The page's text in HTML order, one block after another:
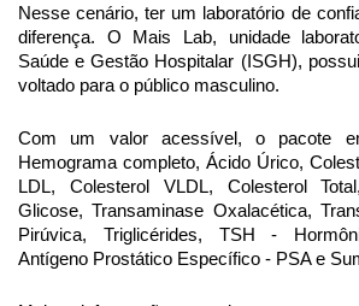
Nesse cenário, ter um laboratório de
diferença. O Mais Lab, unidade
Saúde e Gestão Hospitalar (ISGH),
voltado para o público masculino.
Com um valor acessível, o pacote
Hemograma completo, Ácido Úrico,
LDL, Colesterol VLDL, Colesterol
Glicose, Transaminase Oxalacética,
Pirúvica, Triglicérides, TSH -
Antígeno Prostático Específico - PSA e